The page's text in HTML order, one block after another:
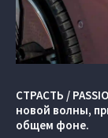
СТРАСТЬ /
новой волны,
общем фоне.